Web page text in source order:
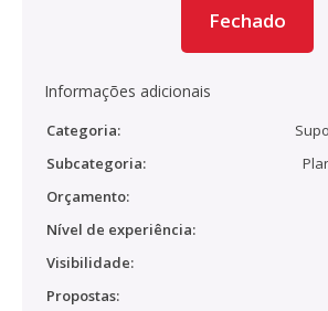
Fechado
Informações adicionais
Categoria:
Subcategoria:
Orçamento:
Nível de experiência:
Visibilidade:
Propostas: